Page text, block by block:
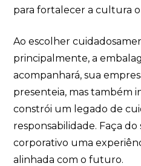
para fortalecer a cultura
Ao escolher
principalmente, a
acompanhará, sua
presenteia, mas também
constrói um legado de
responsabilidade. Faça
corporativo uma
alinhada com o futuro.